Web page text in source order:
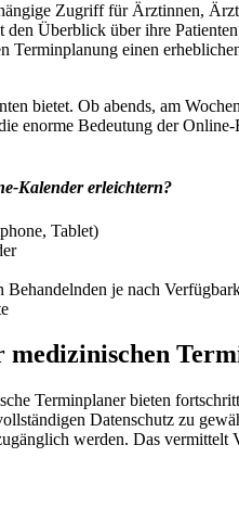
Zugriff für Ärztinnen,
Überblick über ihre
Terminplanung einen
bietet. Ob abends, am
enorme Bedeutung der
Kalender erleichtern?
Tablet)
je nach
Terminplaner bieten
Datenschutz zu
werden. Das vermittelt